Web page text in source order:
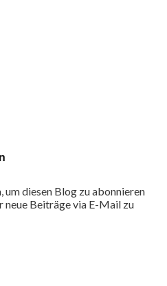
diesen Blog zu abonnieren
neue Beiträge via E-Mail zu